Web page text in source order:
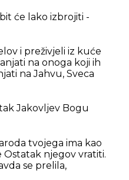
će lako izbrojiti -
i preživjeli iz kuće
na onoga koji ih
na Jahvu, Sveca
Jakovljev Bogu
tvojega ima kao
Ostatak njegov vratiti.
se prelila,